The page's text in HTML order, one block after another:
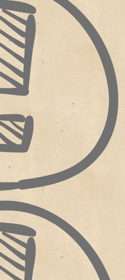
de Plasse Kroniek van de
((2005) pagina 95 5. ↑ Paul
opgenomen in: Paul Luykx
revolutie?: cultuur en mentaliteit in
↑ Henk Hofland Tegels lichten